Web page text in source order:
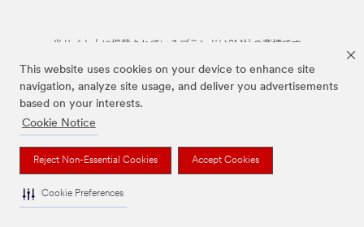
This website uses cookies on your device to enhance site
navigation, analyze site usage, and deliver you advertisements
based on your interests.
Cookie Notice
Reject Non-Essential Cookies Accept Cookies
Cookie Preferences
当サイト上に掲載されているブランドは3M社の商標です。